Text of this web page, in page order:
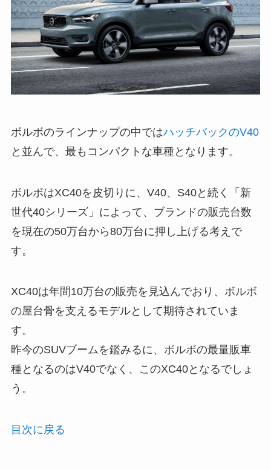
ボルボのラインナップの中ではハッチバックのV40
と並んで、最もコンパクトな車種となります。
ボルボはXC40を皮切りに、V40、S40と続く「新
世代40シリーズ」によって、ブランドの販売台数
を現在の50万台から80万台に押し上げる考えで
す。
XC40は年間10万台の販売を見込んでおり、ボルボ
の屋台骨を支えるモデルとして期待されていま
す。
昨今のSUVブームを鑑みるに、ボルボの最量販車
種となるのはV40でなく、このXC40となるでしょ
う。
目次に戻る